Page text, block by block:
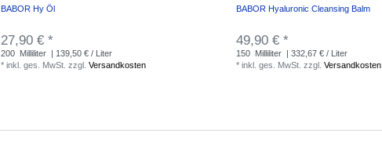
BABOR Hy Öl
27,90 € *
200 Milliliter | 139,50 € / Liter
*inkl. ges. MwSt. zzgl.Versandkosten
BABOR Hyaluronic Cleansing Balm
49,90 € *
150 Milliliter | 332,67 € / Liter
*inkl. ges. MwSt. zzgl.Versandkosten